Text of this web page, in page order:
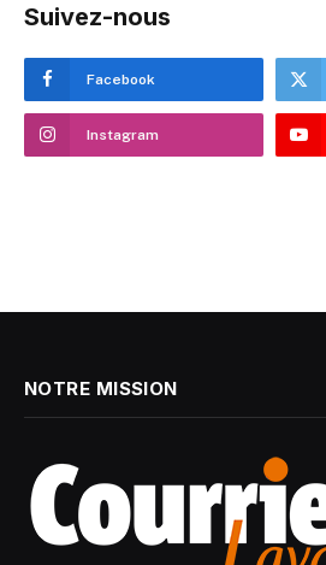
Suivez-nous
Facebook
Instagram
NOTRE MISSION